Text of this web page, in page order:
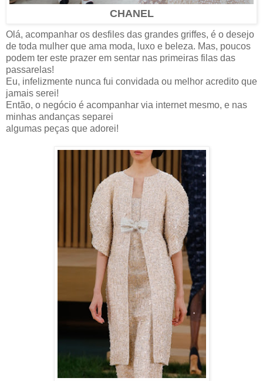
CHANEL
Olá, acompanhar os desfiles das grandes griffes, é o desejo
de toda mulher que ama moda, luxo e beleza. Mas, poucos
podem ter este prazer em sentar nas primeiras filas das
passarelas!
Eu, infelizmente nunca fui convidada ou melhor acredito que
jamais serei!
Então, o negócio é acompanhar via internet mesmo, e nas
minhas andanças separei
algumas peças que adorei!